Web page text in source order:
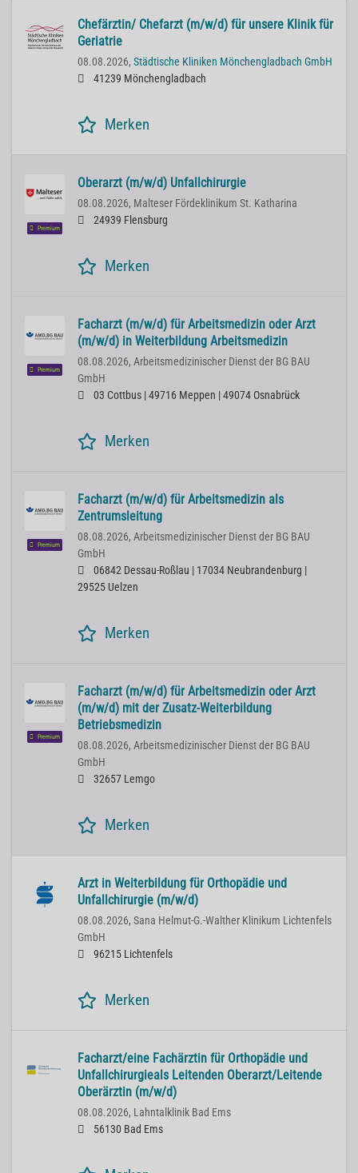
Chefärztin/ Chefarzt (m/w/d) für unsere Klinik für
Geriatrie
08.08.2026, Städtische Kliniken Mönchengladbach GmbH
41239 Mönchengladbach
Merken
Premium
Oberarzt (m/w/d) Unfallchirurgie
08.08.2026, Malteser Fördeklinikum St. Katharina
24939 Flensburg
Merken
Premium
Facharzt (m/w/d) für Arbeitsmedizin oder Arzt
(m/w/d) in Weiterbildung Arbeitsmedizin
08.08.2026, Arbeitsmedizinischer Dienst der BG BAU
GmbH
03 Cottbus | 49716 Meppen | 49074 Osnabrück
Merken
Premium
Facharzt (m/w/d) für Arbeitsmedizin als
Zentrumsleitung
08.08.2026, Arbeitsmedizinischer Dienst der BG BAU
GmbH
06842 Dessau-Roßlau | 17034 Neubrandenburg |
29525 Uelzen
Merken
Premium
Facharzt (m/w/d) für Arbeitsmedizin oder Arzt
(m/w/d) mit der Zusatz-Weiterbildung
Betriebsmedizin
08.08.2026, Arbeitsmedizinischer Dienst der BG BAU
GmbH
32657 Lemgo
Merken
Arzt in Weiterbildung für Orthopädie und
Unfallchirurgie (m/w/d)
08.08.2026, Sana Helmut-G.-Walther Klinikum Lichtenfels
GmbH
96215 Lichtenfels
Merken
Facharzt/eine Fachärztin für Orthopädie und
Unfallchirurgieals Leitenden Oberarzt/Leitende
Oberärztin (m/w/d)
08.08.2026, Lahntalklinik Bad Ems
56130 Bad Ems